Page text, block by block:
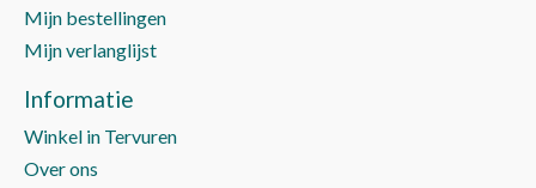
Mijn bestellingen
Mijn verlanglijst
Informatie
Winkel in Tervuren
Over ons